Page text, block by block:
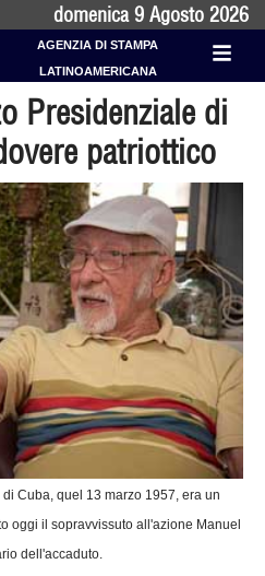
domenica 9 Agosto 2026
AGENZIA DI STAMPA
LATINOAMERICANA
Presidenziale di
patriottico
Cuba, quel 13 marzo 1957, era un
oggi il sopravvissuto all'azione Manuel
dell'accaduto.